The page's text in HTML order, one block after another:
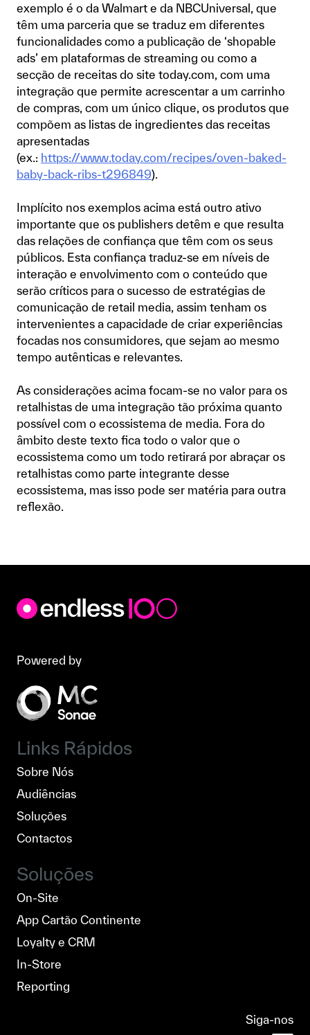
exemplo é o da Walmart e da NBCUniversal, que
têm uma parceria que se traduz em diferentes
funcionalidades como a publicação de ‘shopable
ads’ em plataformas de streaming ou como a
secção de receitas do site today.com, com uma
integração que permite acrescentar a um carrinho
de compras, com um único clique, os produtos que
compõem as listas de ingredientes das receitas
apresentadas
(ex.: https://www.today.com/recipes/oven-baked-
baby-back-ribs-t296849).
Implícito nos exemplos acima está outro ativo
importante que os publishers detêm e que resulta
das relações de confiança que têm com os seus
públicos. Esta confiança traduz-se em níveis de
interação e envolvimento com o conteúdo que
serão críticos para o sucesso de estratégias de
comunicação de retail media, assim tenham os
intervenientes a capacidade de criar experiências
focadas nos consumidores, que sejam ao mesmo
tempo autênticas e relevantes.
As considerações acima focam-se no valor para os
retalhistas de uma integração tão próxima quanto
possível com o ecossistema de media. Fora do
âmbito deste texto fica todo o valor que o
ecossistema como um todo retirará por abraçar os
retalhistas como parte integrante desse
ecossistema, mas isso pode ser matéria para outra
reflexão.
Powered by
Links Rápidos
Sobre Nós
Audiências
Soluções
Contactos
Soluções
On-Site
App Cartão Continente
Loyalty e CRM
In-Store
Reporting
Siga-nos